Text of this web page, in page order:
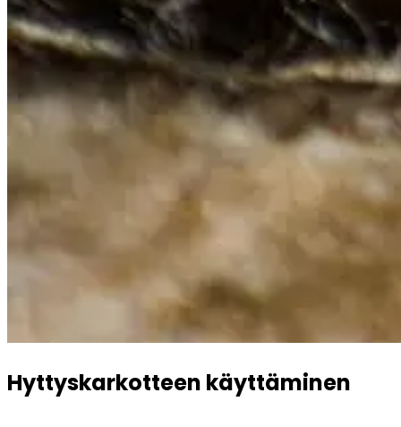
Hyttyskarkotteen käyttäminen